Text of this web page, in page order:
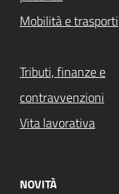
Mobilità e trasporti
Tributi, finanze e
contravvenzioni
Vita lavorativa
NOVITÀ